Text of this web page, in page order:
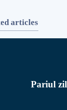
articles
Pariul